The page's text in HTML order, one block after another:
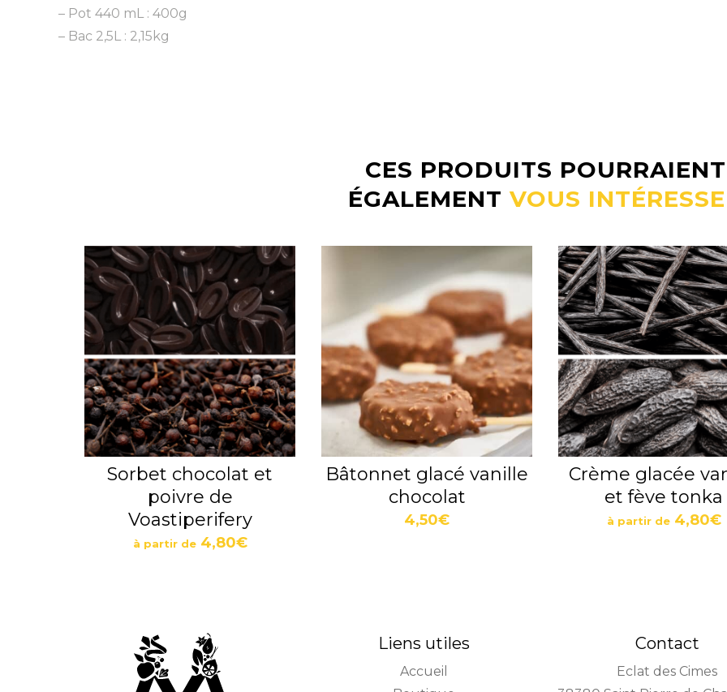
– Pot 440 mL : 400g
– Bac 2,5L : 2,15kg
CES PRODUITS POURRAIENT
ÉGALEMENT VOUS
Sorbet chocolat et
poivre de
Voastiperifery
à partir de 4,80€
Bâtonnet glacé vanille
chocolat
4,50€
Crème glacée
et fève tonka
à partir de 4,80€
Liens utiles
Accueil
Contact
Eclat des Cimes